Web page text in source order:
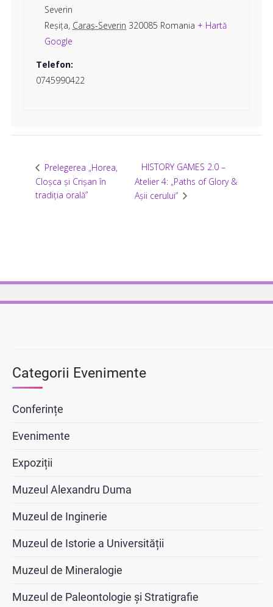
Severin
Reșița, Caraș-Severin 320085 Romania + Hartă
Google
Telefon:
0745990422
Prelegerea „Horea,
Cloșca și Crișan în
tradiția orală”
HISTORY GAMES 2.0 –
Atelier 4: „Paths of Glory &
Așii cerului”
Categorii Evenimente
Conferințe
Evenimente
Expoziții
Muzeul Alexandru Duma
Muzeul de Inginerie
Muzeul de Istorie a Universității
Muzeul de Mineralogie
Muzeul de Paleontologie și Stratigrafie